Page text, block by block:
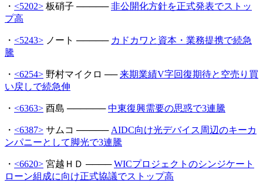
・ <5202> 板硝子 ─────非公開化方針を正式発表でストッ
プ高
・ <5243> ノート ───── カドカワと資本・業務提携で続急
騰
・ <6254> 野村マイクロ ──来期業績V字回復期待と空売り買
い戻しで続急伸
・ <6363> 酉島 ──────中東復興需要の思惑で3連騰
・ <6387> サムコ ───── AIDC向け光デバイス周辺のキーカ
ンパニーとして脚光で3連騰
・ <6620> 宮越ＨＤ ────WICプロジェクトのシンジケート
ローン組成に向け正式協議でストップ高